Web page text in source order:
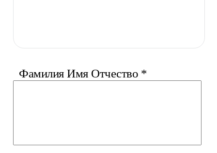
Фамилия Имя Отчество *